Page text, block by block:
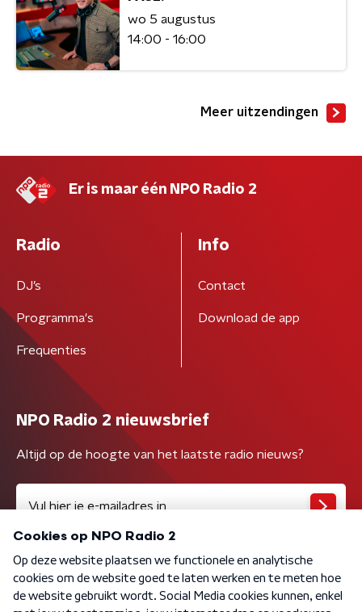
wo 5 augustus
14:00 - 16:00
Meer uitzendingen
Er is maar één NPO Radio 2
Radio
DJ’s
Programma's
Frequenties
Info
Contact
Download de app
NPO Radio 2 nieuwsbrief
Altijd op de hoogte van het laatste radio nieuws?
Algemene voorwaarden